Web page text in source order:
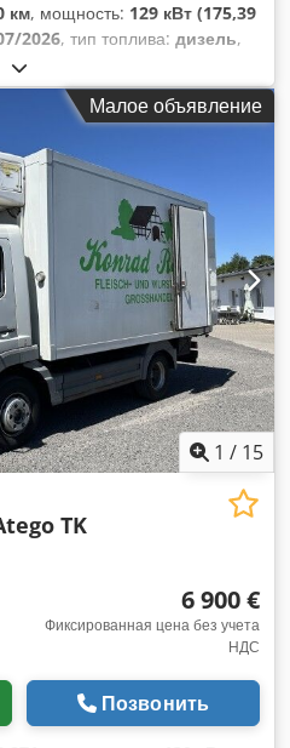
км, мощность: 129 кВт (175,39
2026, тип топлива: дизель,
белый
Евро 6, количество мест:
, ширина пространства
кондиционер,
фильтр,
программа
Малое объявление
1 / 15
TK
6 900 €
Фиксированная цена без учета
НДС
Позвонить